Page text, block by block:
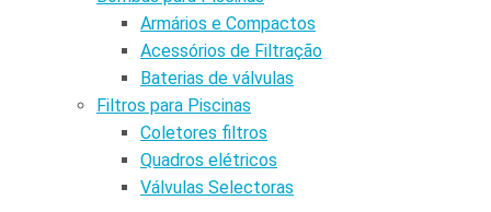
Armários e Compactos
Acessórios de Filtração
Baterias de válvulas
Filtros para Piscinas
Coletores filtros
Quadros elétricos
Válvulas Selectoras